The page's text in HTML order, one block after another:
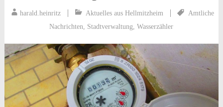
harald.heinritz Aktuelles aus Hellmitzheim
Amtliche
Nachrichten
Stadtverwaltung ,Wasserzähler